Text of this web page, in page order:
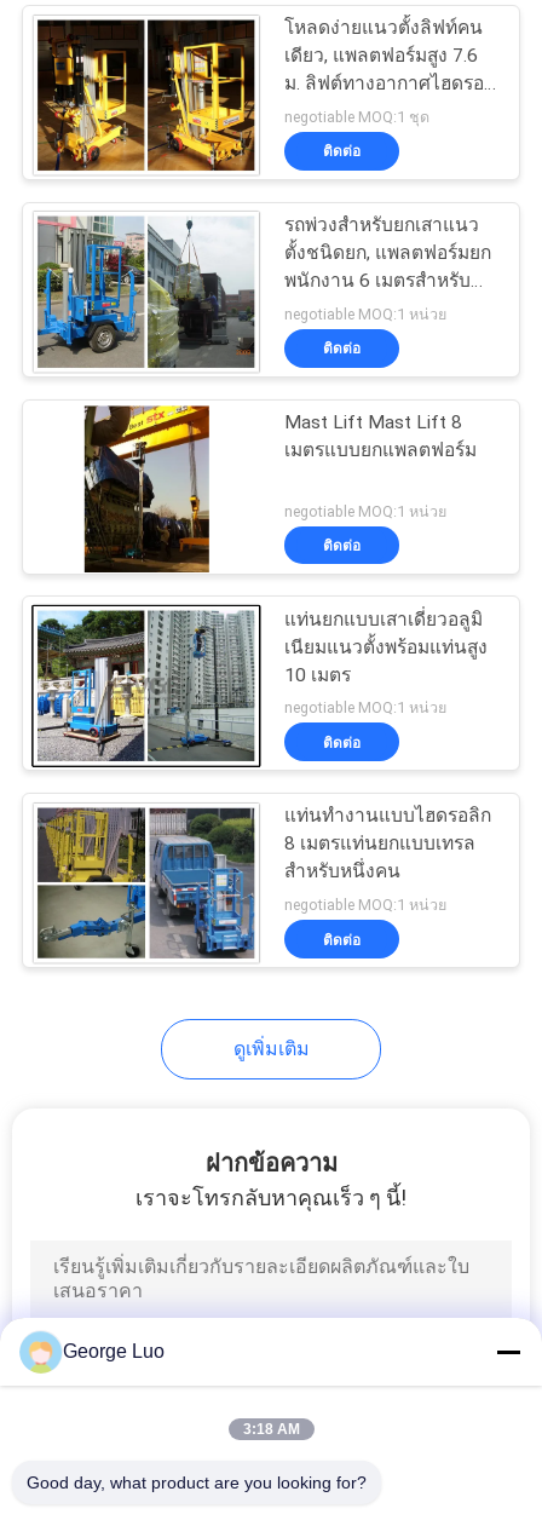
ราคา
แผนผัง
เว็บไซต์
PRIVACY
POLICY
ลิฟท์เสาแนวตั้ง
ลิฟท์ทางอากาศขับ
เคลื่อนด้วยตนเอง
15
ลิฟท์ชายหนึ่งคน
เสายกเดี่ยว
บันไดลิฟท์ไฮโดรลิค
ลิฟท์กรรไกรทาง
อากาศ
โหลดง่ายแนวตั้งลิฟท์คน
เดียว, แพลตฟอร์มสูง 7.6
ม. ลิฟต์ทางอากาศไฮดรอ
ลิก
negotiable MOQ:1 ชุด
ติดต่อ
รถพ่วงสำหรับยกเสาแนว
ตั้งชนิดยก, แพลตฟอร์มยก
พนักงาน 6 เมตรสำหรับ
การทำงานกลางแจ้ง
negotiable MOQ:1 หน่วย
ติดต่อ
Mast Lift Mast Lift 8
เมตรแบบยกแพลตฟอร์ม
negotiable MOQ:1 หน่วย
ติดต่อ
แท่นยกแบบเสาเดี่ยวอลูมิ
เนียมแนวตั้งพร้อมแท่นสูง
10 เมตร
negotiable MOQ:1 หน่วย
ติดต่อ
แท่นทำงานแบบไฮดรอลิก
8 เมตรแท่นยกแบบเทรล
สำหรับหนึ่งคน
negotiable MOQ:1 หน่วย
ติดต่อ
ดูเพิ่มเติม
ฝากข้อความ
เราจะโทรกลับหาคุณเร็ว ๆ นี้!
George Luo
3:18 AM
Good day, what product are you looking for?